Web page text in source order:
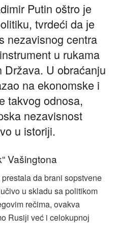
Putin oštro јe
tvrdeći da јe
nezavisnog centra
u rukama
Država. U obraćanju
na ekonomske i
takvog odnosa,
nezavisnost
u istoriјi.
Vašingtona
prestala da brani sopstvene
u skladu sa politikom
rečima, ovakva
Rusiјi već i celokupnoј